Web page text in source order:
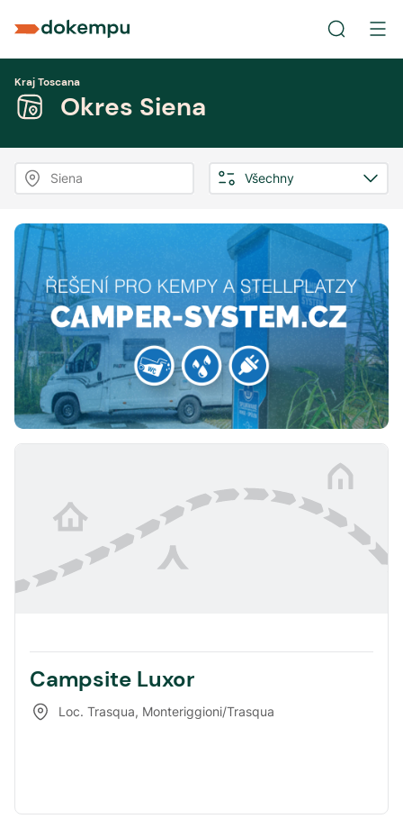
Kraj Toscana
Okres Siena
Siena Všechny
Campsite Luxor
Loc. Trasqua, Monteriggioni/Trasqua